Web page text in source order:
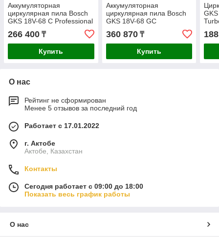
Аккумуляторная
циркулярная пила Bosch
GKS 18V-68 C Professional
BITURBO Solo
06016B5000
266 400 ₸
Купить
Аккумуляторная
циркулярная пила Bosch
GKS 18V-68 GC
Professional BITURBO Solo
06016B5100
360 870₸
Купить
О нас
Рейтинг не сформирован
Менее 5 отзывов за последний год
Работает с 17.01.2022
г. Актобе
Актобе, Казахстан
Контакты
Сегодня работает с 09:00 до 18:00
Показать весь график работы
О нас